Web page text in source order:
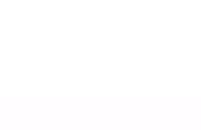
BlaBlaCar (cez túto appku si rezervujete
a zbalil tie najnutnejšie veci ako sú
čiapku.
lúkou na ľavej strane priamo cez les